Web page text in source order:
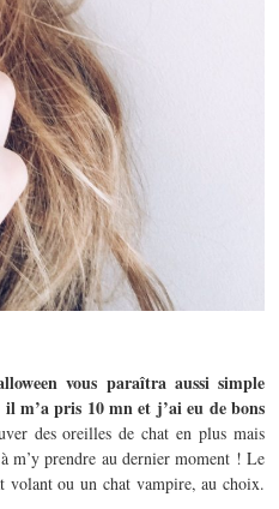
vous paraîtra aussi simple
m’a pris 10 mn et j’ai eu de bons
des oreilles de chat en plus mais
m’y prendre au dernier moment ! Le
volant ou un chat vampire, au choix.